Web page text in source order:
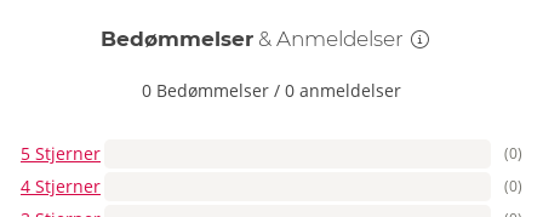
Bedømmelser & Anmeldelser
0 Bedømmelser / 0 anmeldelser
5 Stjerner (0)
4 Stjerner (0)